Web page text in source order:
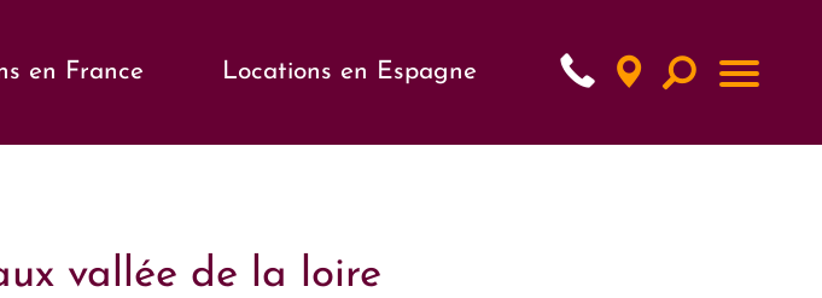
en France Locations en Espagne
vallée de la loire